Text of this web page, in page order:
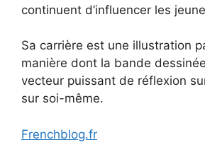
continuent d’influencer les
Sa carrière est une illustration
manière dont la bande
vecteur puissant de réflexion
sur soi-même.
Frenchblog.fr